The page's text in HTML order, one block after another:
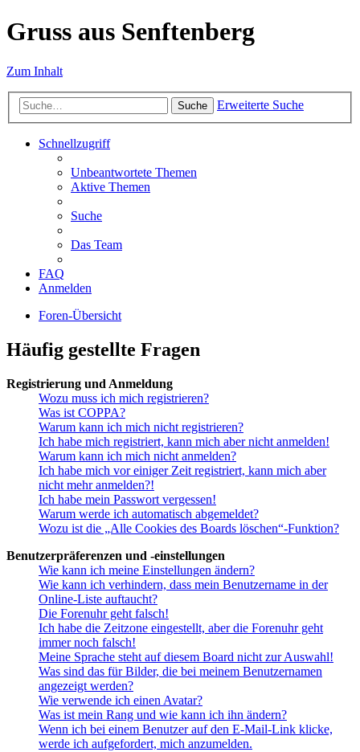
Gruss aus Senftenberg
Zum Inhalt
Suche Erweiterte Suche
Schnellzugriff
Unbeantwortete Themen
Aktive Themen
Suche
Das Team
FAQ
Anmelden
Foren-Übersicht
Häufig gestellte Fragen
Registrierung und Anmeldung
Wozu muss ich mich registrieren?
Was ist COPPA?
Warum kann ich mich nicht registrieren?
Ich habe mich registriert, kann mich aber nicht anmelden!
Warum kann ich mich nicht anmelden?
Ich habe mich vor einiger Zeit registriert, kann mich aber
nicht mehr anmelden?!
Ich habe mein Passwort vergessen!
Warum werde ich automatisch abgemeldet?
Wozu ist die „Alle Cookies des Boards löschen“-Funktion?
Benutzerpräferenzen und -einstellungen
Wie kann ich meine Einstellungen ändern?
Wie kann ich verhindern, dass mein Benutzername in der
Online-Liste auftaucht?
Die Forenuhr geht falsch!
Ich habe die Zeitzone eingestellt, aber die Forenuhr geht
immer noch falsch!
Meine Sprache steht auf diesem Board nicht zur Auswahl!
Was sind das für Bilder, die bei meinem Benutzernamen
angezeigt werden?
Wie verwende ich einen Avatar?
Was ist mein Rang und wie kann ich ihn ändern?
Wenn ich bei einem Benutzer auf den E-Mail-Link klicke,
werde ich aufgefordert, mich anzumelden.